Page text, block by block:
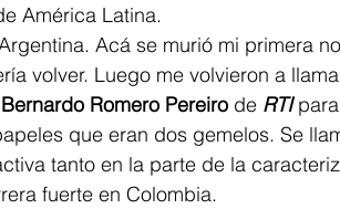
América Latina.
Acá se murió mi primera
volver. Luego me volvieron a
Bernardo Romero Pereiro de RTI para
que eran dos gemelos. Se
tanto en la parte de la
fuerte en Colombia.